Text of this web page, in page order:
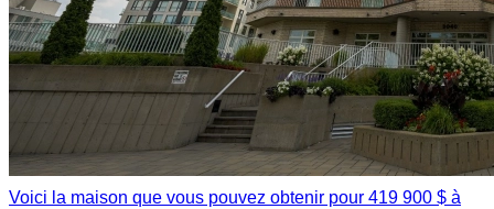
Voici la maison que vous pouvez obtenir pour 419 900 $ à